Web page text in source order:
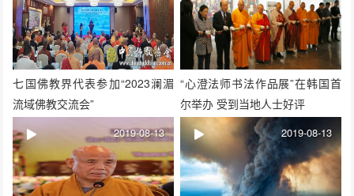
七国佛教界代表参加“2023澜湄
流域佛教交流会”
“心澄法师书法作品展”在韩国首
尔举办 受到当地人士好评
2019-08-13 2019-08-13